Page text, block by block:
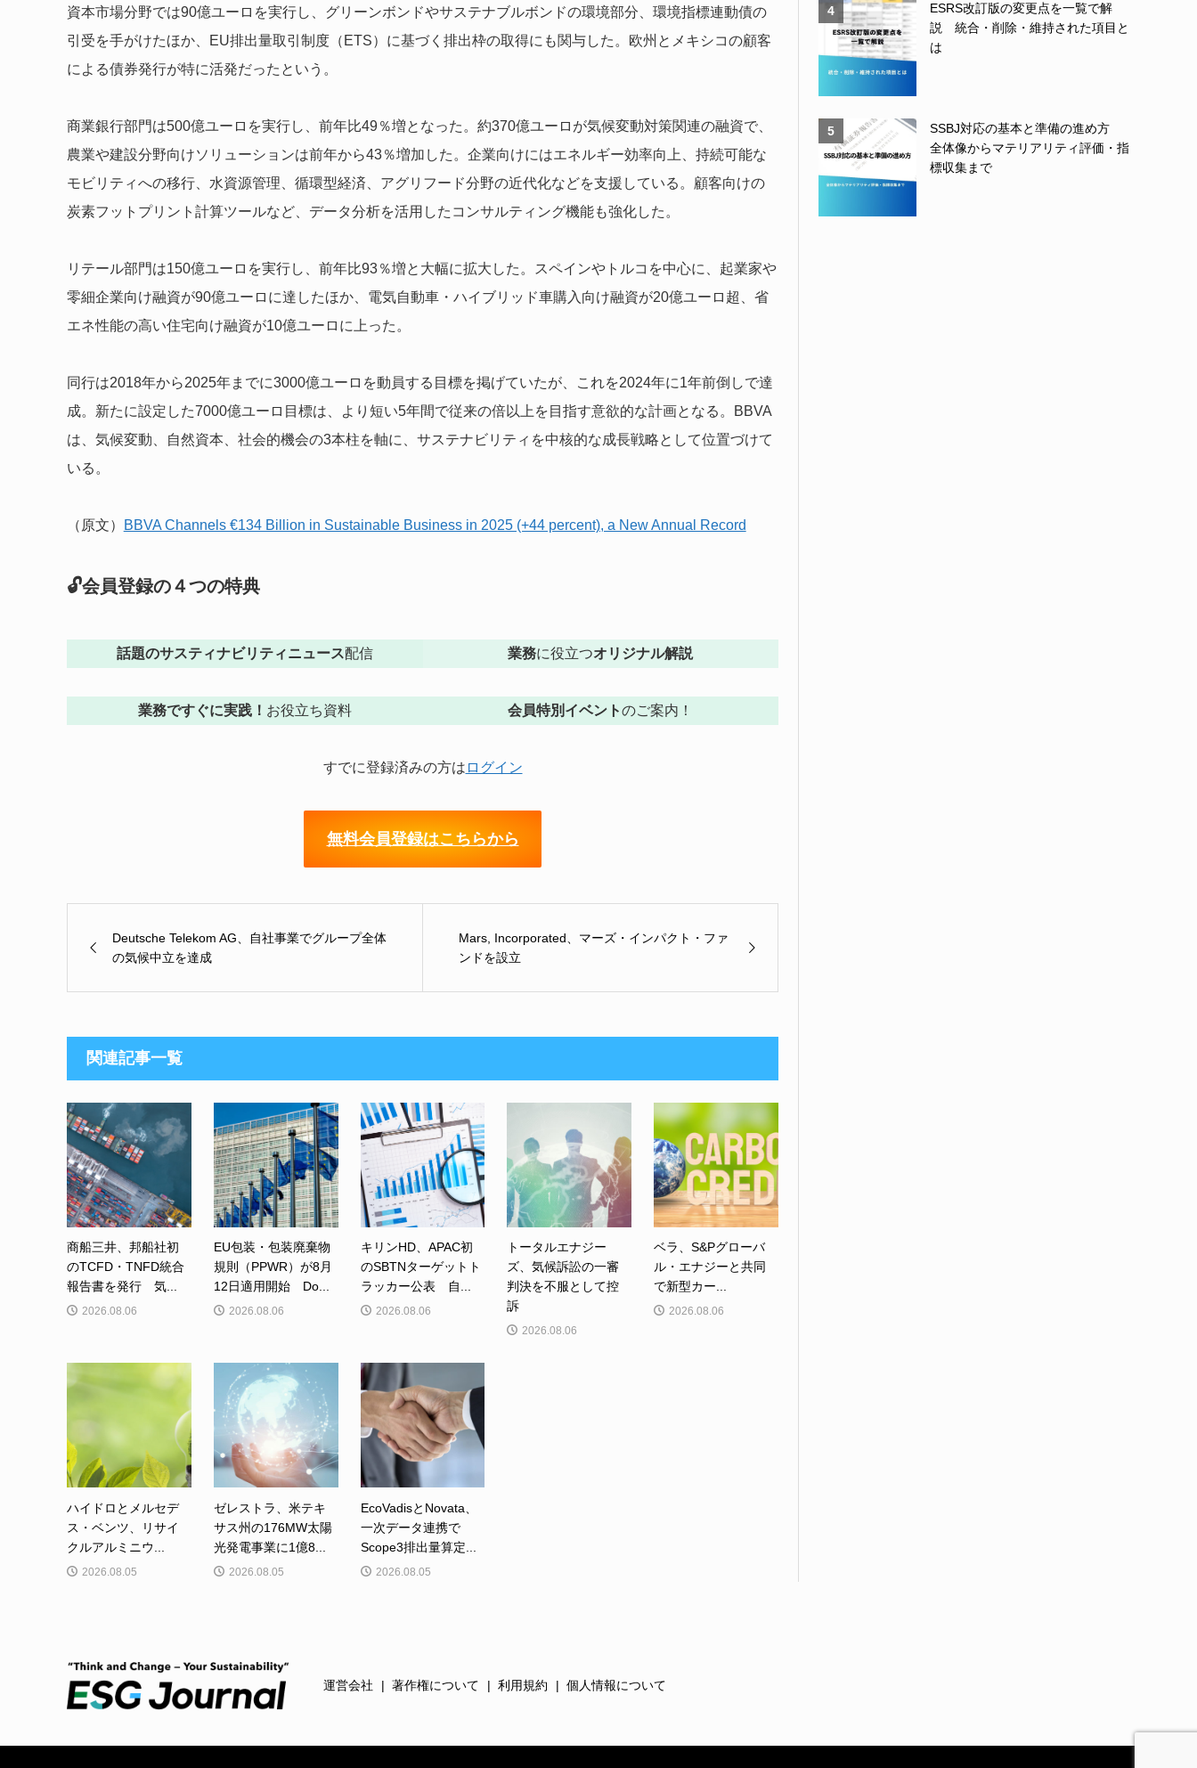
資本市場分野では90億ユーロを実行し、グリーンボンドやサステナブルボンドの環境部分、環境指標連動債の
引受を手がけたほか、EU排出量取引制度（ETS）に基づく排出枠の取得にも関与した。欧州とメキシコの顧客
による債券発行が特に活発だったという。
商業銀行部門は500億ユーロを実行し、前年比49％増となった。約370億ユーロが気候変動対策関連の融資で、
農業や建設分野向けソリューションは前年から43％増加した。企業向けにはエネルギー効率向上、持続可能な
モビリティへの移行、水資源管理、循環型経済、アグリフード分野の近代化などを支援している。顧客向けの
炭素フットプリント計算ツールなど、データ分析を活用したコンサルティング機能も強化した。
リテール部門は150億ユーロを実行し、前年比93％増と大幅に拡大した。スペインやトルコを中心に、起業家や
零細企業向け融資が90億ユーロに達したほか、電気自動車・ハイブリッド車購入向け融資が20億ユーロ超、省
エネ性能の高い住宅向け融資が10億ユーロに上った。
同行は2018年から2025年までに3000億ユーロを動員する目標を掲げていたが、これを2024年に1年前倒しで達
成。新たに設定した7000億ユーロ目標は、より短い5年間で従来の倍以上を目指す意欲的な計画となる。BBVA
は、気候変動、自然資本、社会的機会の3本柱を軸に、サステナビリティを中核的な成長戦略として位置づけて
いる。
（原文） BBVA Channels €134 Billion in Sustainable Business in 2025 (+44 percent), a New Annual Record
🔓会員登録の４つの特典
話題のサスティナビリティニュース配信 業務に役立つオリジナル解説
業務ですぐに実践！ お役立ち資料 会員特別イベントのご案内！
すでに登録済みの方は ログイン
無料会員登録はこちらから
Deutsche Telekom AG、自社事業でグループ全体
の気候中立を達成
Mars, Incorporated、マーズ・インパクト・ファ
ンドを設立
関連記事一覧
商船三井、邦船社初
のTCFD・TNFD統合
報告書を発行 気...
2026.08.06
EU包装・包装廃棄物
規則（PPWR）が8月
12日適用開始 Do...
2026.08.06
キリンHD、APAC初
のSBTNターゲットト
ラッカー公表 自...
2026.08.06
トータルエナジー
ズ、気候訴訟の一審
判決を不服として控
訴
2026.08.06
ベラ、S&Pグローバ
ル・エナジーと共同
で新型カー...
2026.08.06
ハイドロとメルセデ
ス・ベンツ、リサイ
クルアルミニウ...
2026.08.05
ゼレストラ、米テキ
サス州の176MW太陽
光発電事業に1億8...
2026.08.05
EcoVadisとNovata、
一次データ連携で
Scope3排出量算定...
2026.08.05
4
ESRS改訂版の変更点を一覧で解
説 統合・削除・維持された項目と
は
5
SSBJ対応の基本と準備の進め方
全体像からマテリアリティ評価・指
標収集まで
運営会社 著作権について 利用規約 個人情報について